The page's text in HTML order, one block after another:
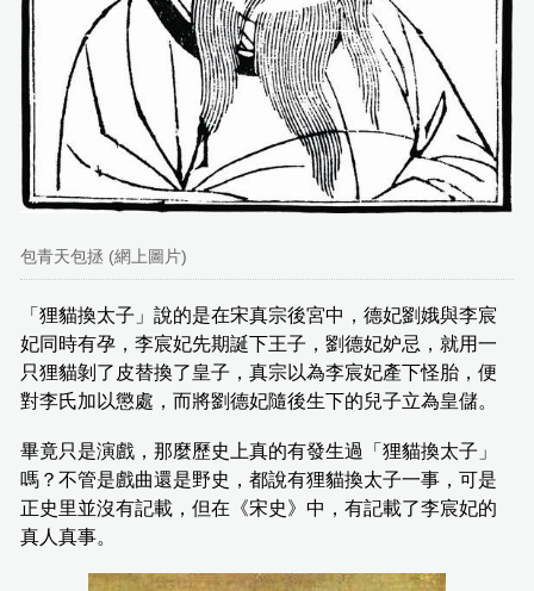
包青天包拯 (網上圖片)
「狸貓換太子」說的是在宋真宗後宮中，德妃劉娥與李宸
妃同時有孕，李宸妃先期誕下王子，劉德妃妒忌，就用一
只狸貓剝了皮替換了皇子，真宗以為李宸妃產下怪胎，便
對李氏加以懲處，而將劉德妃隨後生下的兒子立為皇儲。
畢竟只是演戲，那麼歷史上真的有發生過「狸貓換太子」
嗎？不管是戲曲還是野史，都說有狸貓換太子一事，可是
正史里並沒有記載，但在《宋史》中，有記載了李宸妃的
真人真事。